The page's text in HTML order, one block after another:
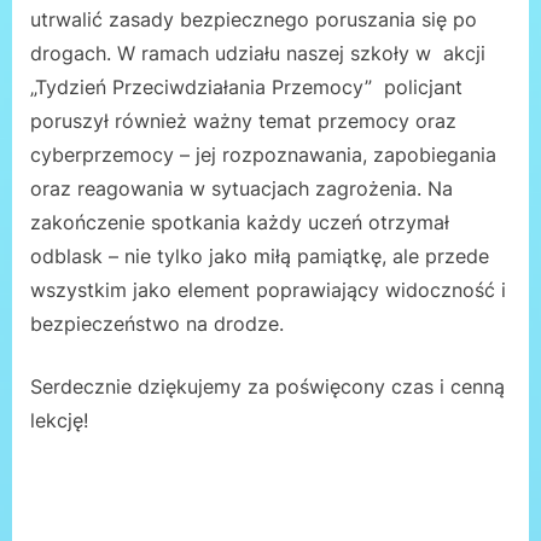
utrwalić zasady bezpiecznego poruszania się po
drogach. W ramach udziału naszej szkoły w akcji
„Tydzień Przeciwdziałania Przemocy” policjant
poruszył również ważny temat przemocy oraz
cyberprzemocy – jej rozpoznawania, zapobiegania
oraz reagowania w sytuacjach zagrożenia. Na
zakończenie spotkania każdy uczeń otrzymał
odblask – nie tylko jako miłą pamiątkę, ale przede
wszystkim jako element poprawiający widoczność i
bezpieczeństwo na drodze.
Serdecznie dziękujemy za poświęcony czas i cenną
lekcję!